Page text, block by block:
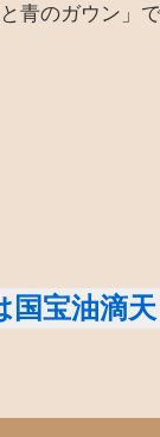
青のガウン」
国宝油滴